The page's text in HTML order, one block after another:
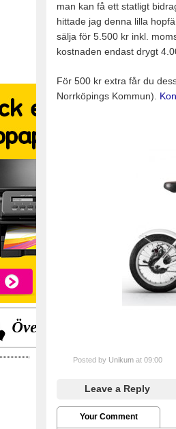
man kan få ett statligt
hittade jag denna lilla
sälja för 5.500 kr inkl.
kostnaden endast drygt
För 500 kr extra får du
Norrköpings Kommun).
Posted by Unikum at 09:00
Leave a Reply
Your Comment